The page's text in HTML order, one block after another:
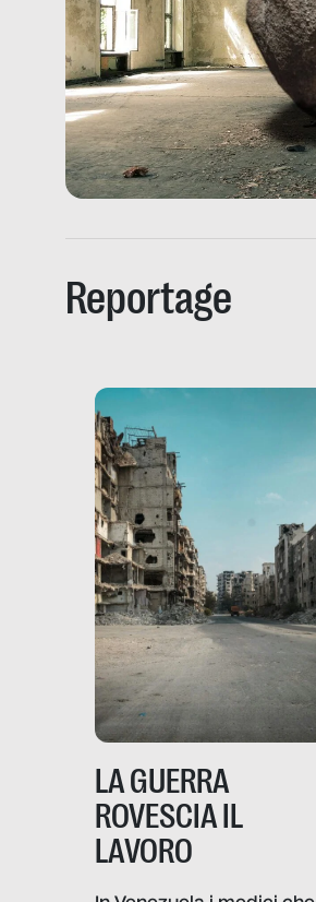
Reportage
LA GUERRA
ROVESCIA IL
LAVORO